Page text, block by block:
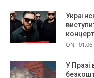
ON:
У Празі